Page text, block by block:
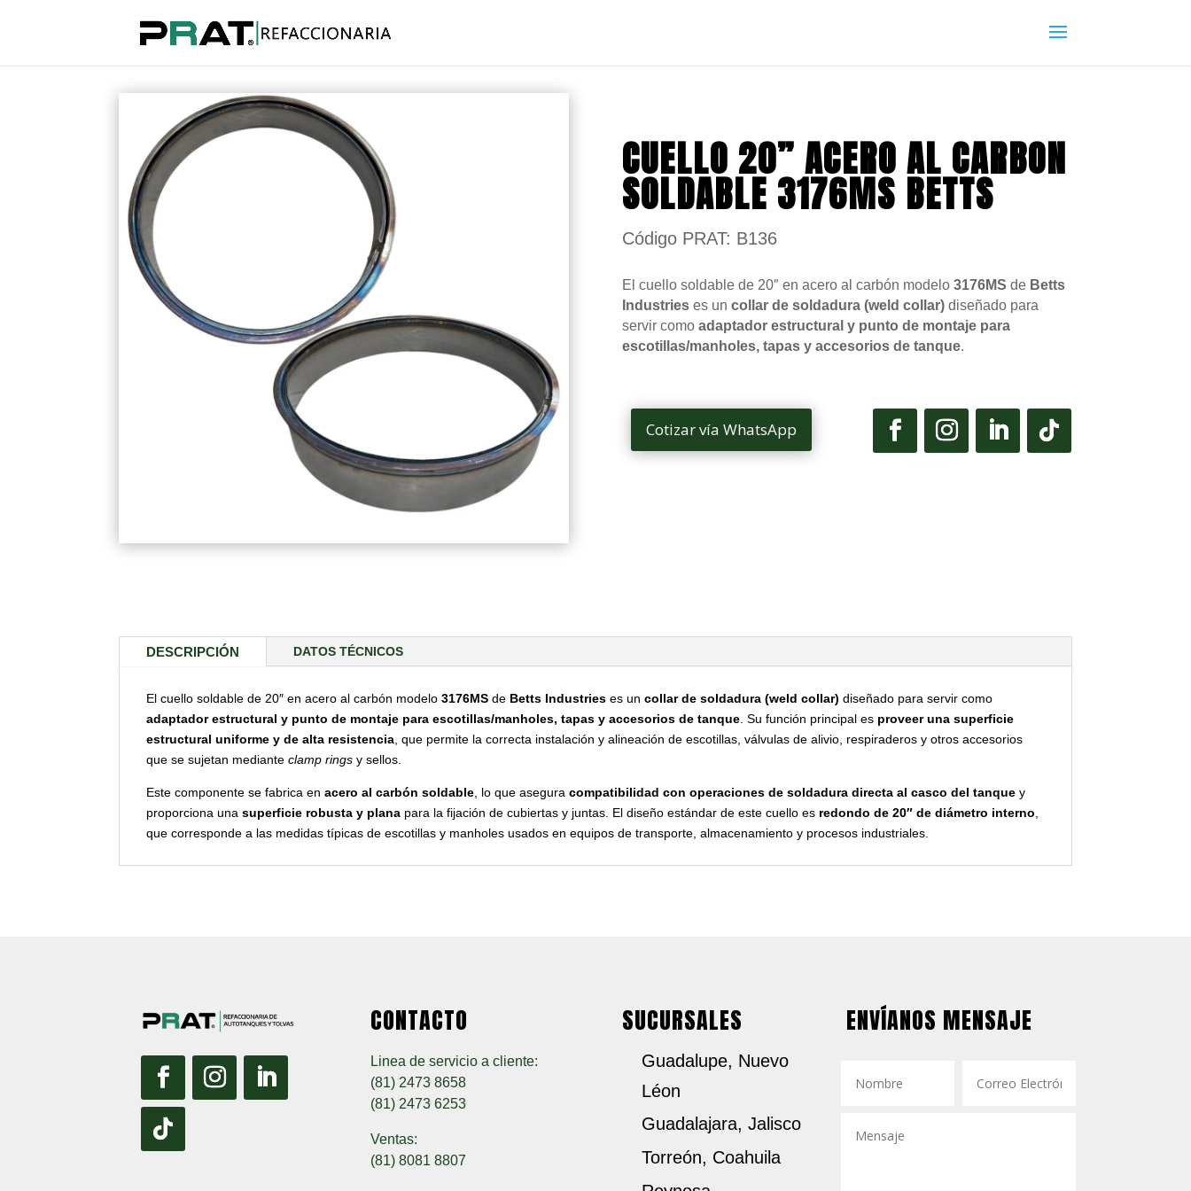
CUELLO 20” ACERO AL CARBON
SOLDABLE 3176MS BETTS
Código PRAT: B136
El cuello soldable de 20″ en acero al carbón modelo 3176MS de Betts
Industrieses un collar de soldadura (weld collar)diseñado para
servir como adaptador estructural y punto de montaje para
escotillas/manholes, tapas y accesorios de tanque.
Cotizar vía WhatsApp
DESCRIPCIÓN DATOS TÉCNICOS
El cuello soldable de 20″ en acero al carbón modelo3176MS de Betts Industries es uncollar de soldadura (weld collar) diseñado para servir como
adaptador estructural y punto de montaje para escotillas/manholes, tapas y accesorios de tanque . Su función principal es proveer una superficie
estructural uniforme y de alta resistencia , que permite la correcta instalación y alineación de escotillas, válvulas de alivio, respiraderos y otros accesorios
que se sujetan medianteclamp rings y sellos.
Este componente se fabrica enacero al carbón soldable , lo que aseguracompatibilidad con operaciones de soldadura directa al casco del tanque y
proporciona unasuperficie robusta y plana para la fijación de cubiertas y juntas. El diseño estándar de este cuello es redondo de 20″ de diámetro interno
que corresponde a las medidas típicas de escotillas y manholes usados en equipos de transporte, almacenamiento y procesos industriales.
CONTACTO
Linea de servicio a cliente:
(81) 2473 8658
(81) 2473 6253
Ventas:
(81) 8081 8807
SUCURSALES
Guadalupe, Nuevo
Léon
Guadalajara, Jalisco
Torreón, Coahuila
ENVÍANOS MENSAJE